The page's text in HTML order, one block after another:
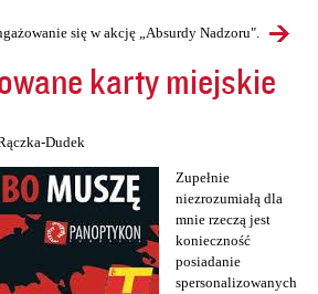
się w akcję „Absurdy Nadzoru".
karty miejskie
Dudek
Zupełnie
niezrozumiałą dla
mnie rzeczą jest
konieczność
posiadanie
spersonalizowanych